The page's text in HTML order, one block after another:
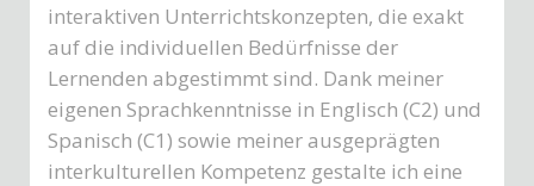
interaktiven Unterrichtskonzepten, die exakt
auf die individuellen Bedürfnisse der
Lernenden abgestimmt sind. Dank meiner
eigenen Sprachkenntnisse in Englisch (C2) und
Spanisch (C1) sowie meiner ausgeprägten
interkulturellen Kompetenz gestalte ich eine